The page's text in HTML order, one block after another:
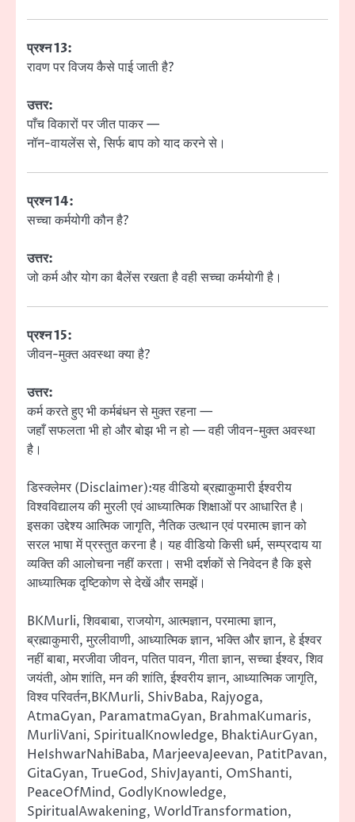
प्रश्न 13:
रावण पर विजय कैसे पाई जाती है?
उत्तर:
पाँच विकारों पर जीत पाकर —
नॉन-वायलेंस से, सिर्फ बाप को याद करने से।
प्रश्न 14:
सच्चा कर्मयोगी कौन है?
उत्तर:
जो कर्म और योग का बैलेंस रखता है वही सच्चा कर्मयोगी है।
प्रश्न 15:
जीवन-मुक्त अवस्था क्या है?
उत्तर:
कर्म करते हुए भी कर्मबंधन से मुक्त रहना —
जहाँ सफलता भी हो और बोझ भी न हो — वही जीवन-मुक्त अवस्था
है।
डिस्क्लेमर (Disclaimer):यह वीडियो ब्रह्माकुमारी ईश्वरीय
विश्वविद्यालय की मुरली एवं आध्यात्मिक शिक्षाओं पर आधारित है।
इसका उद्देश्य आत्मिक जागृति, नैतिक उत्थान एवं परमात्म ज्ञान को
सरल भाषा में प्रस्तुत करना है। यह वीडियो किसी धर्म, सम्प्रदाय या
व्यक्ति की आलोचना नहीं करता। सभी दर्शकों से निवेदन है कि इसे
आध्यात्मिक दृष्टिकोण से देखें और समझें।
BKMurli, शिवबाबा, राजयोग, आत्मज्ञान, परमात्मा ज्ञान,
ब्रह्माकुमारी, मुरलीवाणी, आध्यात्मिक ज्ञान, भक्ति और ज्ञान, हे ईश्वर
नहीं बाबा, मरजीवा जीवन, पतित पावन, गीता ज्ञान, सच्चा ईश्वर, शिव
जयंती, ओम शांति, मन की शांति, ईश्वरीय ज्ञान, आध्यात्मिक जागृति,
विश्व परिवर्तन,BKMurli, ShivBaba, Rajyoga,
AtmaGyan, ParamatmaGyan, BrahmaKumaris,
MurliVani, SpiritualKnowledge, BhaktiAurGyan,
HeIshwarNahiBaba, MarjeevaJeevan, PatitPavan,
GitaGyan, TrueGod, ShivJayanti, OmShanti,
PeaceOfMind, GodlyKnowledge,
SpiritualAwakening, WorldTransformation,